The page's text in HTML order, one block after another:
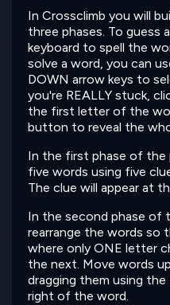
In Crossclimb you will
three phases. To guess
keyboard to spell the
solve a word, you can
DOWN arrow keys to
you're REALLY stuck,
the first letter of the
button to reveal the
In the first phase of the
five words using five
The clue will appear at
In the second phase of
rearrange the words so
where only ONE letter
the next. Move words
dragging them using the
right of the word.